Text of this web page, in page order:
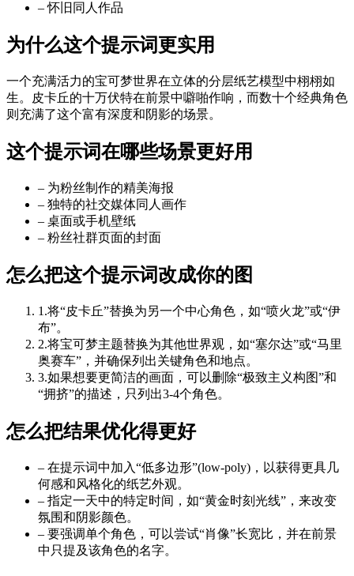
–怀旧同人作品
为什么这个提示词更实用
一个充满活力的宝可梦世界在立体的分层纸艺模型中栩栩如
生。皮卡丘的十万伏特在前景中噼啪作响，而数十个经典角色
则充满了这个富有深度和阴影的场景。
这个提示词在哪些场景更好用
– 为粉丝制作的精美海报
– 独特的社交媒体同人画作
– 桌面或手机壁纸
– 粉丝社群页面的封面
怎么把这个提示词改成你的图
1 .将“皮卡丘”替换为另一个中心角色，如“喷火龙”或“伊
布”。
2.将宝可梦主题替换为其他世界观，如“塞尔达”或“马里
奥赛车”，并确保列出关键角色和地点。
3.如果想要更简洁的画面，可以删除“极致主义构图”和
“拥挤”的描述，只列出3-4个角色。
怎么把结果优化得更好
– 在提示词中加入“低多边形”(low-poly)，以获得更具几
何感和风格化的纸艺外观。
– 指定一天中的特定时间，如“黄金时刻光线”，来改变
氛围和阴影颜色。
– 要强调单个角色，可以尝试“肖像”长宽比，并在前景
中只提及该角色的名字。